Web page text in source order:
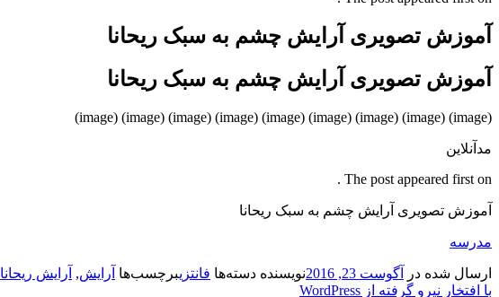
آموزش تصویری آرایش چشم به سبک ریحانا
آموزش تصویری آرایش چشم به سبک ریحانا
(image) (image) (image) (image) (image) (image) (image) (image) (image)
مدآنلاین
The post appeared first on .
آموزش تصویری آرایش چشم به سبک ریحانا
مدرسه
ارسال شده در آگوست 23, 2016 نویسنده دسته‌ها فانتزیبرچسب‌ها آرایش, آرایش ریحانا
با افتخار نیرو گرفته از WordPress